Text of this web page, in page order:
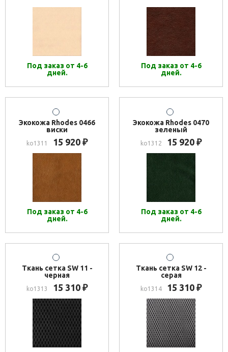
Под заказ от 4-6
дней.
Под заказ от 4-6
дней.
Экокожа Rhodes 0466
виски
ko1311 15 920 ₽
Под заказ от 4-6
дней.
Экокожа Rhodes 0470
зеленый
ko1312 15 920 ₽
Под заказ от 4-6
дней.
Ткань сетка SW 11 -
черная
ko1313 15 310 ₽
Ткань сетка SW 12 -
серая
ko1314 15 310 ₽